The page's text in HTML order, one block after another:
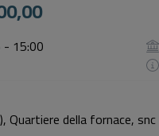
15:00
Quartiere della fornace, snc